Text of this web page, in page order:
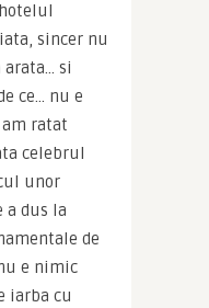
sincer nu
si
ce… nu e
ratat
celebrul
unor
a dus la
de
e nimic
iarba cu